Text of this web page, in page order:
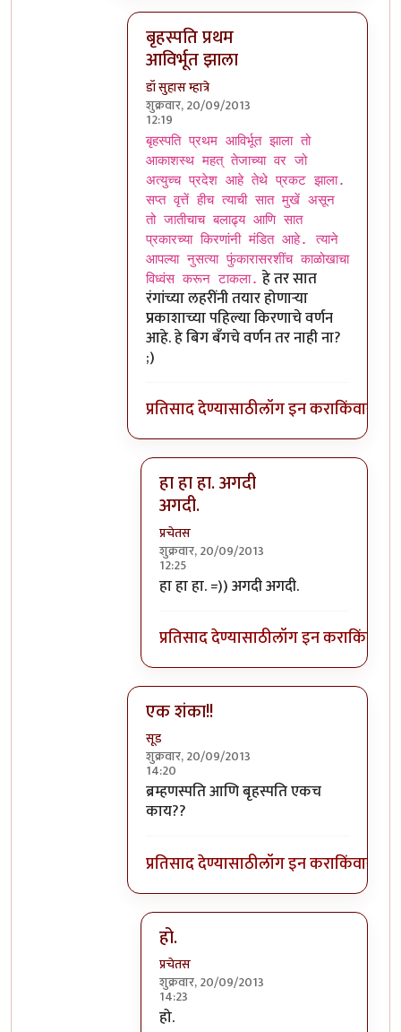
बृहस्पति प्रथम
आविर्भूत झाला
डॉ सुहास म्हात्रे
शुक्रवार, 20/09/2013
12:19
In reply toगजमुख आहे/नाही असा संदर्भ कै
बृहस्पति प्रथम आविर्भूत झाला तो
आकाशस्थ महत् तेजाच्या वर जो
अत्युच्च प्रदेश आहे तेथे प्रकट झाला.
सप्त वृत्तें हीच त्याची सात मुखें असून
तो जातीचाच बलाढ्य आणि सात
प्रकारच्या किरणांनी मंडित आहे. त्याने
आपल्या नुसत्या फुंकारासरशींच काळोखाचा
विध्वंस करून टाकला. हे तर सात
रंगांच्या लहरींनी तयार होणार्‍या
प्रकाशाच्या पहिल्या किरणाचे वर्णन
आहे. हे बिग बँगचे वर्णन तर नाही ना?
;)
प्रतिसाद देण्यासाठीलॉग इन कराकिंवा
हा हा हा. अगदी
अगदी.
प्रचेतस
शुक्रवार, 20/09/2013
12:25
In reply toबृहस्पति प्रथम आविर्भूत झाला
हा हा हा. =)) अगदी अगदी.
प्रतिसाद देण्यासाठीलॉग इन कराकिंवा
एक शंका!!
सूड
शुक्रवार, 20/09/2013
14:20
In reply toगजमुख आहे/नाही असा संदर्भ कै
ब्रम्हणस्पति आणि बृहस्पति एकच
काय??
प्रतिसाद देण्यासाठीलॉग इन कराकिंवा
हो.
प्रचेतस
शुक्रवार, 20/09/2013
14:23
In reply to
हो.